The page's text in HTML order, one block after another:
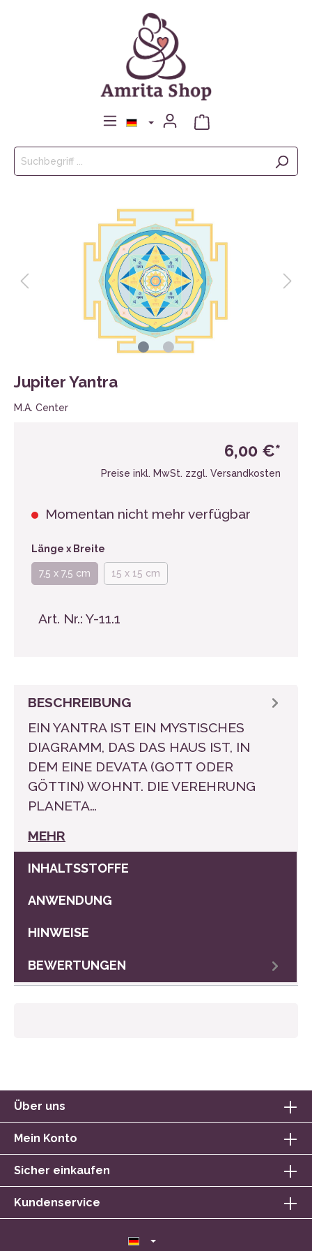
Jupiter Yantra
M.A. Center
6,00 €*
Preise inkl. MwSt. zzgl. Versandkosten
Momentan nicht mehr verfügbar
Länge x Breite
7,5 x 7,5 cm 15 x 15 cm
Art. Nr.: Y-11.1
BESCHREIBUNG
EIN YANTRA IST EIN MYSTISCHES
DIAGRAMM, DAS DAS HAUS IST, IN
DEM EINE DEVATA (GOTT ODER
GÖTTIN) WOHNT. DIE VEREHRUNG
PLANETA…
MEHR
BEWERTUNGEN
ANWENDUNG
INHALTSSTOFFE
HINWEISE
Über uns
Mein Konto
Sicher einkaufen
Kundenservice